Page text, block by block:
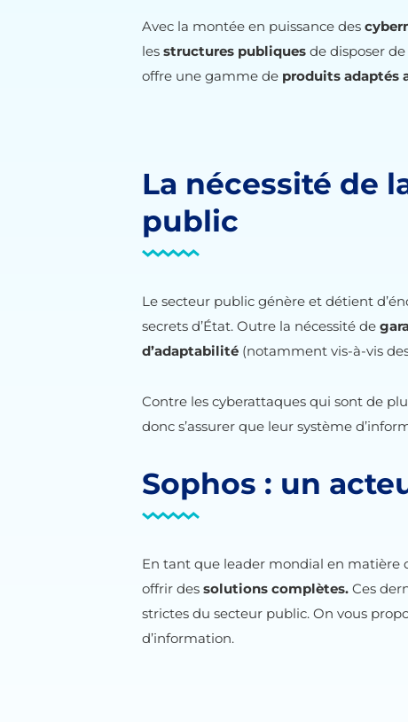
Avec la montée en puissance des
les structures publiques de disposer
offre une gamme de produits adaptés
La nécessité de
public
Le secteur public génère et détient
secrets d’État. Outre la nécessité de
d’adaptabilité (notamment vis-à-vis
Contre les cyberattaques qui sont de
donc s’assurer que leur système
Sophos : un
En tant que leader mondial en matière
offrir des solutions complètes. Ces
strictes du secteur public. On vous
d’information.